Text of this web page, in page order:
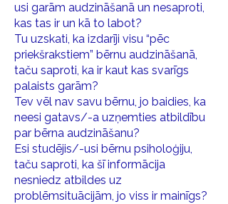
usi garām audzināšanā un nesaproti,
kas tas ir un kā to labot?
Tu uzskati, ka izdarīji visu “pēc
priekšrakstiem” bērnu audzināšanā,
taču saproti, ka ir kaut kas svarīgs
palaists garām?
Tev vēl nav savu bērnu, jo baidies, ka
neesi gatavs/-a uzņemties atbildību
par bērna audzināšanu?
Esi studējis/-usi bērnu psiholoģiju,
taču saproti, ka šī informācija
nesniedz atbildes uz
problēmsituācijām, jo viss ir mainīgs?